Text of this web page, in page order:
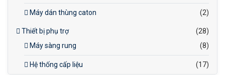
Máy dán thùng caton (2)
Thiết bị phụ trợ
(28)
Máy sàng rung
(8)
Hệ thống cấp liệu (17)